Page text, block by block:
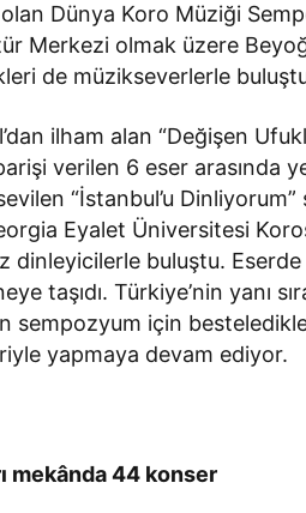
Dünya Koro Müziği
Merkezi olmak üzere
de müzikseverlerle
ilham alan “Değişen
verilen 6 eser arasında
“İstanbul’u
Eyalet Üniversitesi
dinleyicilerle buluştu.
taşıdı. Türkiye’nin yanı
sempozyum için
yapmaya devam ediyor.
mekânda 44 konser